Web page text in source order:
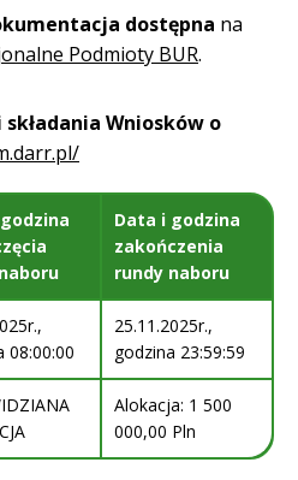
dostępna na
Podmioty BUR.
Wniosków o
Data i godzina
zakończenia
rundy naboru
08:00:00
25.11.2025r.,
godzina 23:59:59
Alokacja: 1 500
000,00 Pln